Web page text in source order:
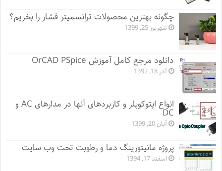
چگونه بهترین محصولات ترانسمیتر فشار را بخریم؟
شهریور 25, 1399
دانلود مرجع کامل آموزش OrCAD PSpice
آذر 18, 1392
انواع اپتوکوپلر و کاربردهای آنها در مدارهای AC و
DC
آبان 20, 1399
پروژه مانيتورينگ دما و رطوبت تحت وب سایت
اسفند 17, 1394